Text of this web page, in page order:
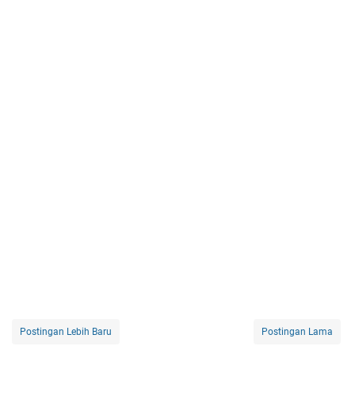
Postingan Lebih Baru Postingan Lama